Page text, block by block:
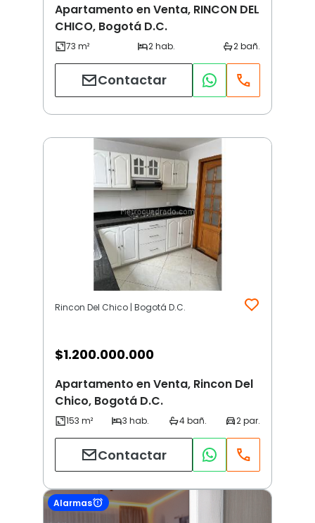
Apartamento en Venta, RINCON DEL
CHICO, Bogotá D.C.
Contactar
Rincon Del Chico | Bogotá D.C.
$1.200.000.000
Apartamento en Venta, Rincon Del
Chico, Bogotá D.C.
Contactar
Alarmas